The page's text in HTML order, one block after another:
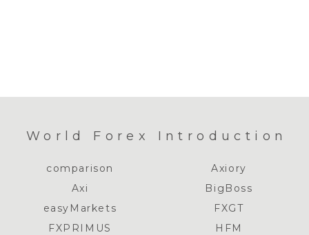
World Forex Introduction
comparison
Axiory
Axi
BigBoss
easyMarkets
FXGT
FXPRIMUS
HFM